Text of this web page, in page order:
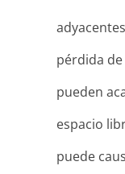
pérdida
pueden
espacio
puede